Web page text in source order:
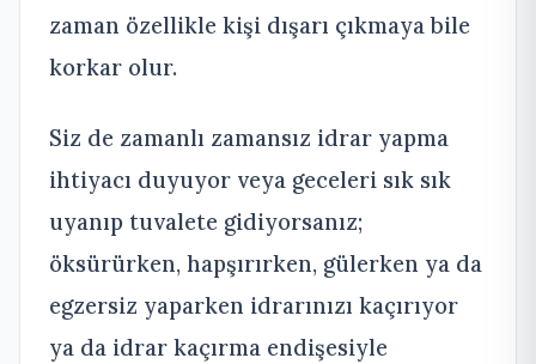
zaman özellikle kişi dışarı çıkmaya bile
korkar olur.
Siz de zamanlı zamansız idrar yapma
ihtiyacı duyuyor veya geceleri sık sık
uyanıp tuvalete gidiyorsanız;
öksürürken, hapşırırken, gülerken ya da
egzersiz yaparken idrarınızı kaçırıyor
ya da idrar kaçırma endişesiyle